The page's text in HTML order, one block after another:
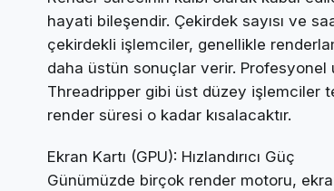
hayati bileşendir. Çekirdek sayısı ve
çekirdekli işlemciler, genellikle
daha üstün sonuçlar verir.
Threadripper gibi üst düzey işlemciler
render süresi o kadar kısalacaktır.
Ekran Kartı (GPU): Hızlandırıcı Güç
Günümüzde birçok render motoru,